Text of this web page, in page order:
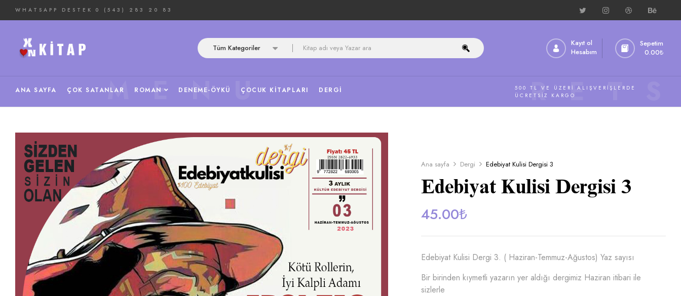
WHATSAPP DESTEK 0 (543) 283 20 83
Tüm Kategoriler
Kayıt ol
Hesabım
Sepetim
0.00₺
ANA SAYFA ÇOK SATANLAR ROMAN DENEME-ÖYKÜ ÇOCUK KITAPLARI DERGI
MENU
500 TL VE ÜZERI ALIŞVERIŞLERDE
ÜCRETSIZ KARGO
Ana sayfa Dergi Edebiyat Kulisi Dergisi 3
Edebiyat Kulisi Dergisi 3
45.00₺
Edebiyat Kulisi Dergi 3. ( Haziran-Temmuz-Ağustos) Yaz sayısı
Bir birinden kıymetli yazarın yer aldığı dergimiz Haziran itibari ile
sizlerle